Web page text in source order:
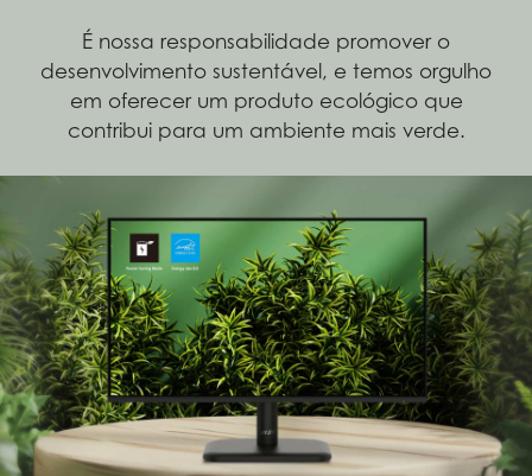
É nossa responsabilidade promover o
desenvolvimento sustentável, e temos orgulho
em oferecer um produto ecológico que
contribui para um ambiente mais verde.